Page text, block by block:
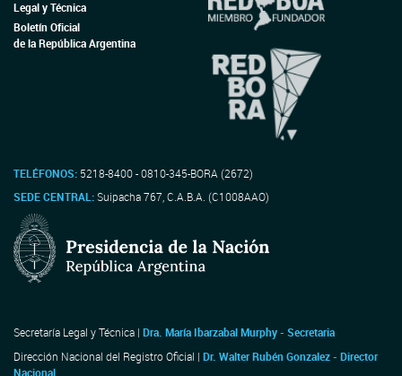
Legal y Técnica
Boletín Oficial
de la República Argentina
TELÉFONOS: 5218-8400 - 0810-345-BORA (2672)
SEDE CENTRAL:Suipacha 767, C.A.B.A. (C1008AAO)
Secretaría Legal y Técnica | Dra. María Ibarzabal Murphy - Secretaria
Dirección Nacional del Registro Oficial | Dr. Walter Rubén Gonzalez - Director
Nacional